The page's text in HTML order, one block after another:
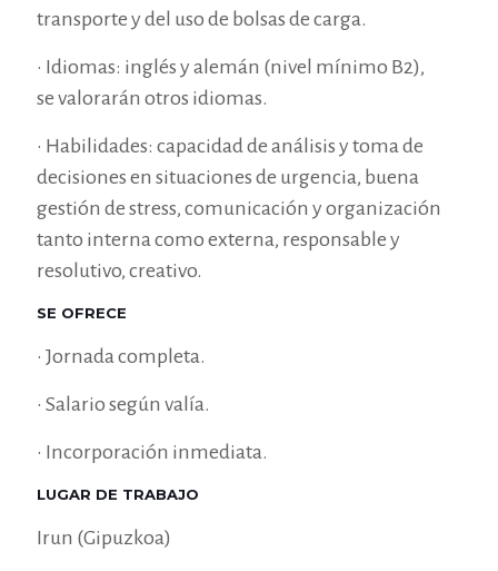
transporte y del uso de bolsas de carga.
• Idiomas: inglés y alemán (nivel mínimo B2),
se valorarán otros idiomas.
• Habilidades: capacidad de análisis y toma de
decisiones en situaciones de urgencia, buena
gestión de stress, comunicación y organización
tanto interna como externa, responsable y
resolutivo, creativo.
SE OFRECE
• Jornada completa.
• Salario según valía.
• Incorporación inmediata.
LUGAR DE TRABAJO
Irun (Gipuzkoa)